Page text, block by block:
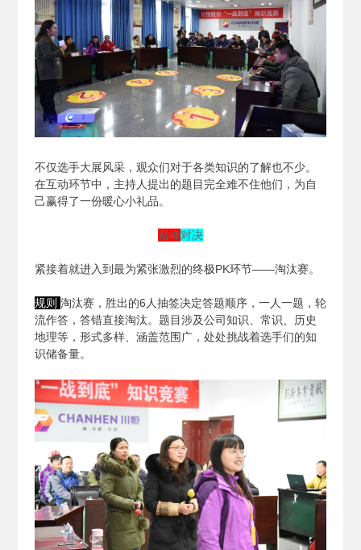
不仅选手大展风采，观众们对于各类知识的了解也不少。
在互动环节中，主持人提出的题目完全难不住他们，为自
己赢得了一份暖心小礼品。
巅峰对决
紧接着就进入到最为紧张激烈的终极PK环节——淘汰赛。
规则 淘汰赛，胜出的6人抽签决定答题顺序，一人一题，轮
流作答，答错直接淘汰。题目涉及公司知识、常识、历史
地理等，形式多样、涵盖范围广，处处挑战着选手们的知
识储备量。